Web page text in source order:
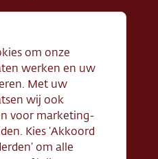
Zoetermeer
om onze
werken en uw
Met uw
wij ook
voor marketing-
Kies ‘Akkoord
om alle